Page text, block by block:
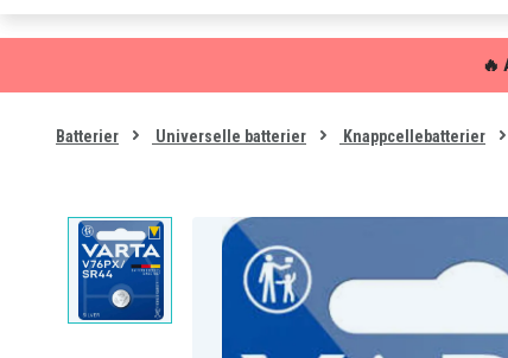
🔥
Batterier Universelle batterier Knappcellebatterier